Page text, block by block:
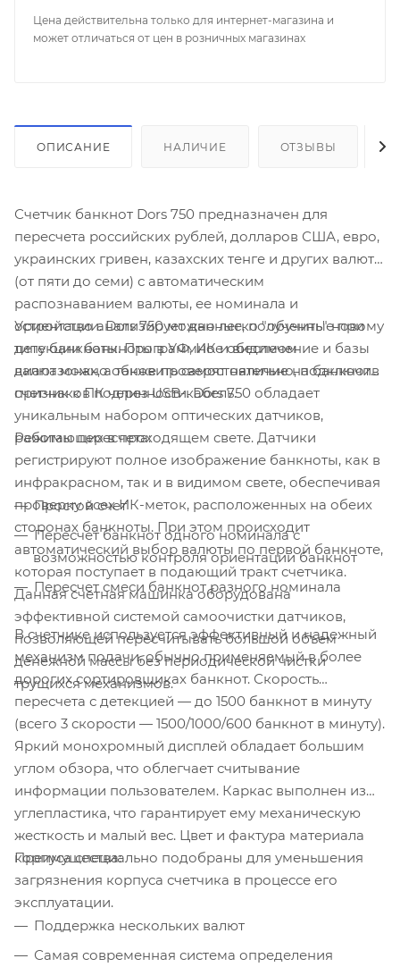
Цена действительна только для интернет-магазина и
может отличаться от цен в розничных магазинах
ОПИСАНИЕ НАЛИЧИЕ ОТЗЫВЫ
Счетчик банкнот Dors 750 предназначен для
пересчета российских рублей, долларов США, евро,
украинских гривен, казахских тенге и других валют
(от пяти до семи) с автоматическим
распознаванием валюты, ее номинала и
ориентации. Dors 750 можно легко "обучить" новому
типу банкноты. Программное обеспечение и базы
валют можно обновить самостоятельно, подключив
счетчик к ПК через USB-кабель.
Устройство анализирует данные, полученные при
детекции банкноты в УФ, ИК и видимом
диапазонах, а также проверят наличие на банкноте
признаков подлинности. Dors 750 обладает
уникальным набором оптических датчиков,
работающих в проходящем свете. Датчики
регистрируют полное изображение банкноты, как в
инфракрасном, так и в видимом свете, обеспечивая
проверку всех ИК-меток, расположенных на обеих
сторонах банкноты. При этом происходит
автоматический выбор валюты по первой банкноте,
которая поступает в подающий тракт счетчика.
Данная счетная машинка оборудована
эффективной системой самоочистки датчиков,
позволяющей пересчитывать большой объем
денежной массы без периодической чистки
трущихся механизмов.
Режимы пересчета:
Простой счет
Пересчет банкнот одного номинала с
возможностью контроля ориентации банкнот
Пересчет смеси банкнот разного номинала
В счетчике используется эффективный и надежный
механизм подачи, обычно применяемый в более
дорогих сортировщиках банкнот. Скорость
пересчета с детекцией — до 1500 банкнот в минуту
(всего 3 скорости — 1500/1000/600 банкнот в минуту).
Яркий монохромный дисплей обладает большим
углом обзора, что облегчает считывание
информации пользователем. Каркас выполнен из
углепластика, что гарантирует ему механическую
жесткость и малый вес. Цвет и фактура материала
корпуса специально подобраны для уменьшения
загрязнения корпуса счетчика в процессе его
эксплуатации.
Преимущества:
Поддержка нескольких валют
Самая современная система определения